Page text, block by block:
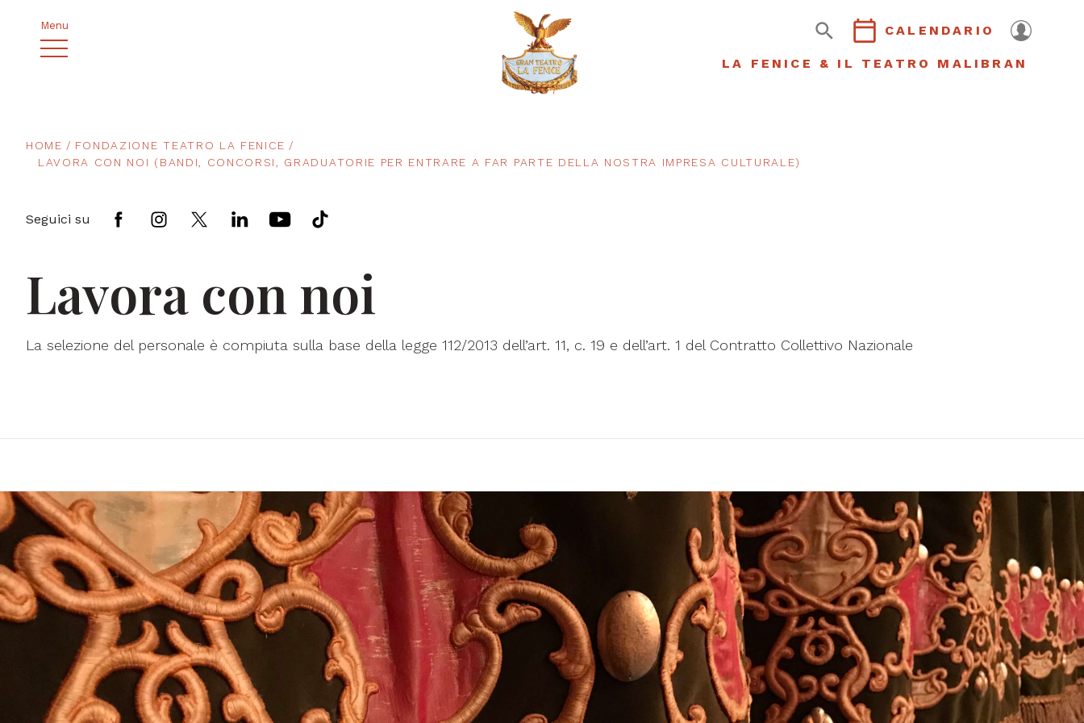
Menu CALENDARIO
LA FENICE & IL TEATRO MALIBRAN
HOME
FONDAZIONE TEATRO LA FENICE
LAVORA CON NOI (BANDI, CONCORSI, GRADUATORIE PER ENTRARE A FAR PARTE DELLA NOSTRA IMPRESA CULTURALE)
Seguici su
Lavora con noi
La selezione del personale è compiuta sulla base della legge 112/2013 dell’art. 11, c. 19 e dell’art. 1 del Contratto Collettivo Nazionale